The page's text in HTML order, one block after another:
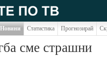
Новини Статистика Прогнозирай
сме страшни